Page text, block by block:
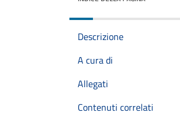
Descrizione
A cura di
Allegati
Contenuti correlati